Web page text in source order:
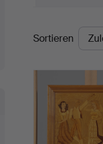
Endpreise
Sortieren